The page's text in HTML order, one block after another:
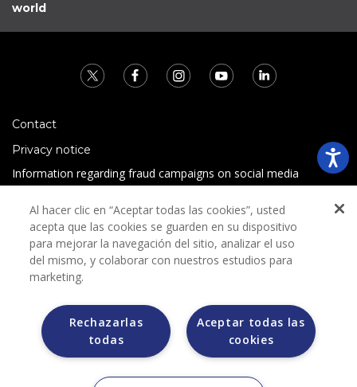
world
Contact
Privacy notice
Information regarding fraud campaigns on social media
Terms and conditions
Grupo Bimbo does not request any kind of payment during
the selection process.
Grupo Bimbo does not sell vehicles on other websites, but
Al hacer clic en “Aceptar todas las cookies”, usted
acepta que las cookies se guarden en su dispositivo
para mejorar la navegación del sitio, analizar el uso
del mismo, y colaborar con nuestros estudios para
marketing.
Aceptar todas las
cookies
Rechazarlas
todas